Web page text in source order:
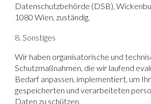
Datenschutzbehörde (DSB),
1080 Wien, zuständig.
8. Sonstiges
Wir haben organisatorische und
Schutzmaßnahmen, die wir laufend
Bedarf anpassen, implementiert, um
gespeicherten und verarbeiteten
Daten zu schützen.